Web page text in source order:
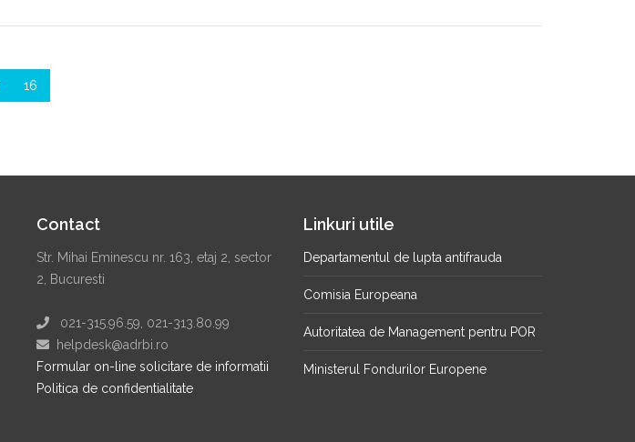
16
Contact
Str. Mihai Eminescu nr. 163, etaj 2, sector
2, Bucuresti
021-315.96.59, 021-313.80.99
helpdesk@adrbi.ro
Formular on-line solicitare de informatii
Politica de confidentialitate
Linkuri utile
Departamentul de lupta antifrauda
Comisia Europeana
Autoritatea de Management pentru POR
Ministerul Fondurilor Europene